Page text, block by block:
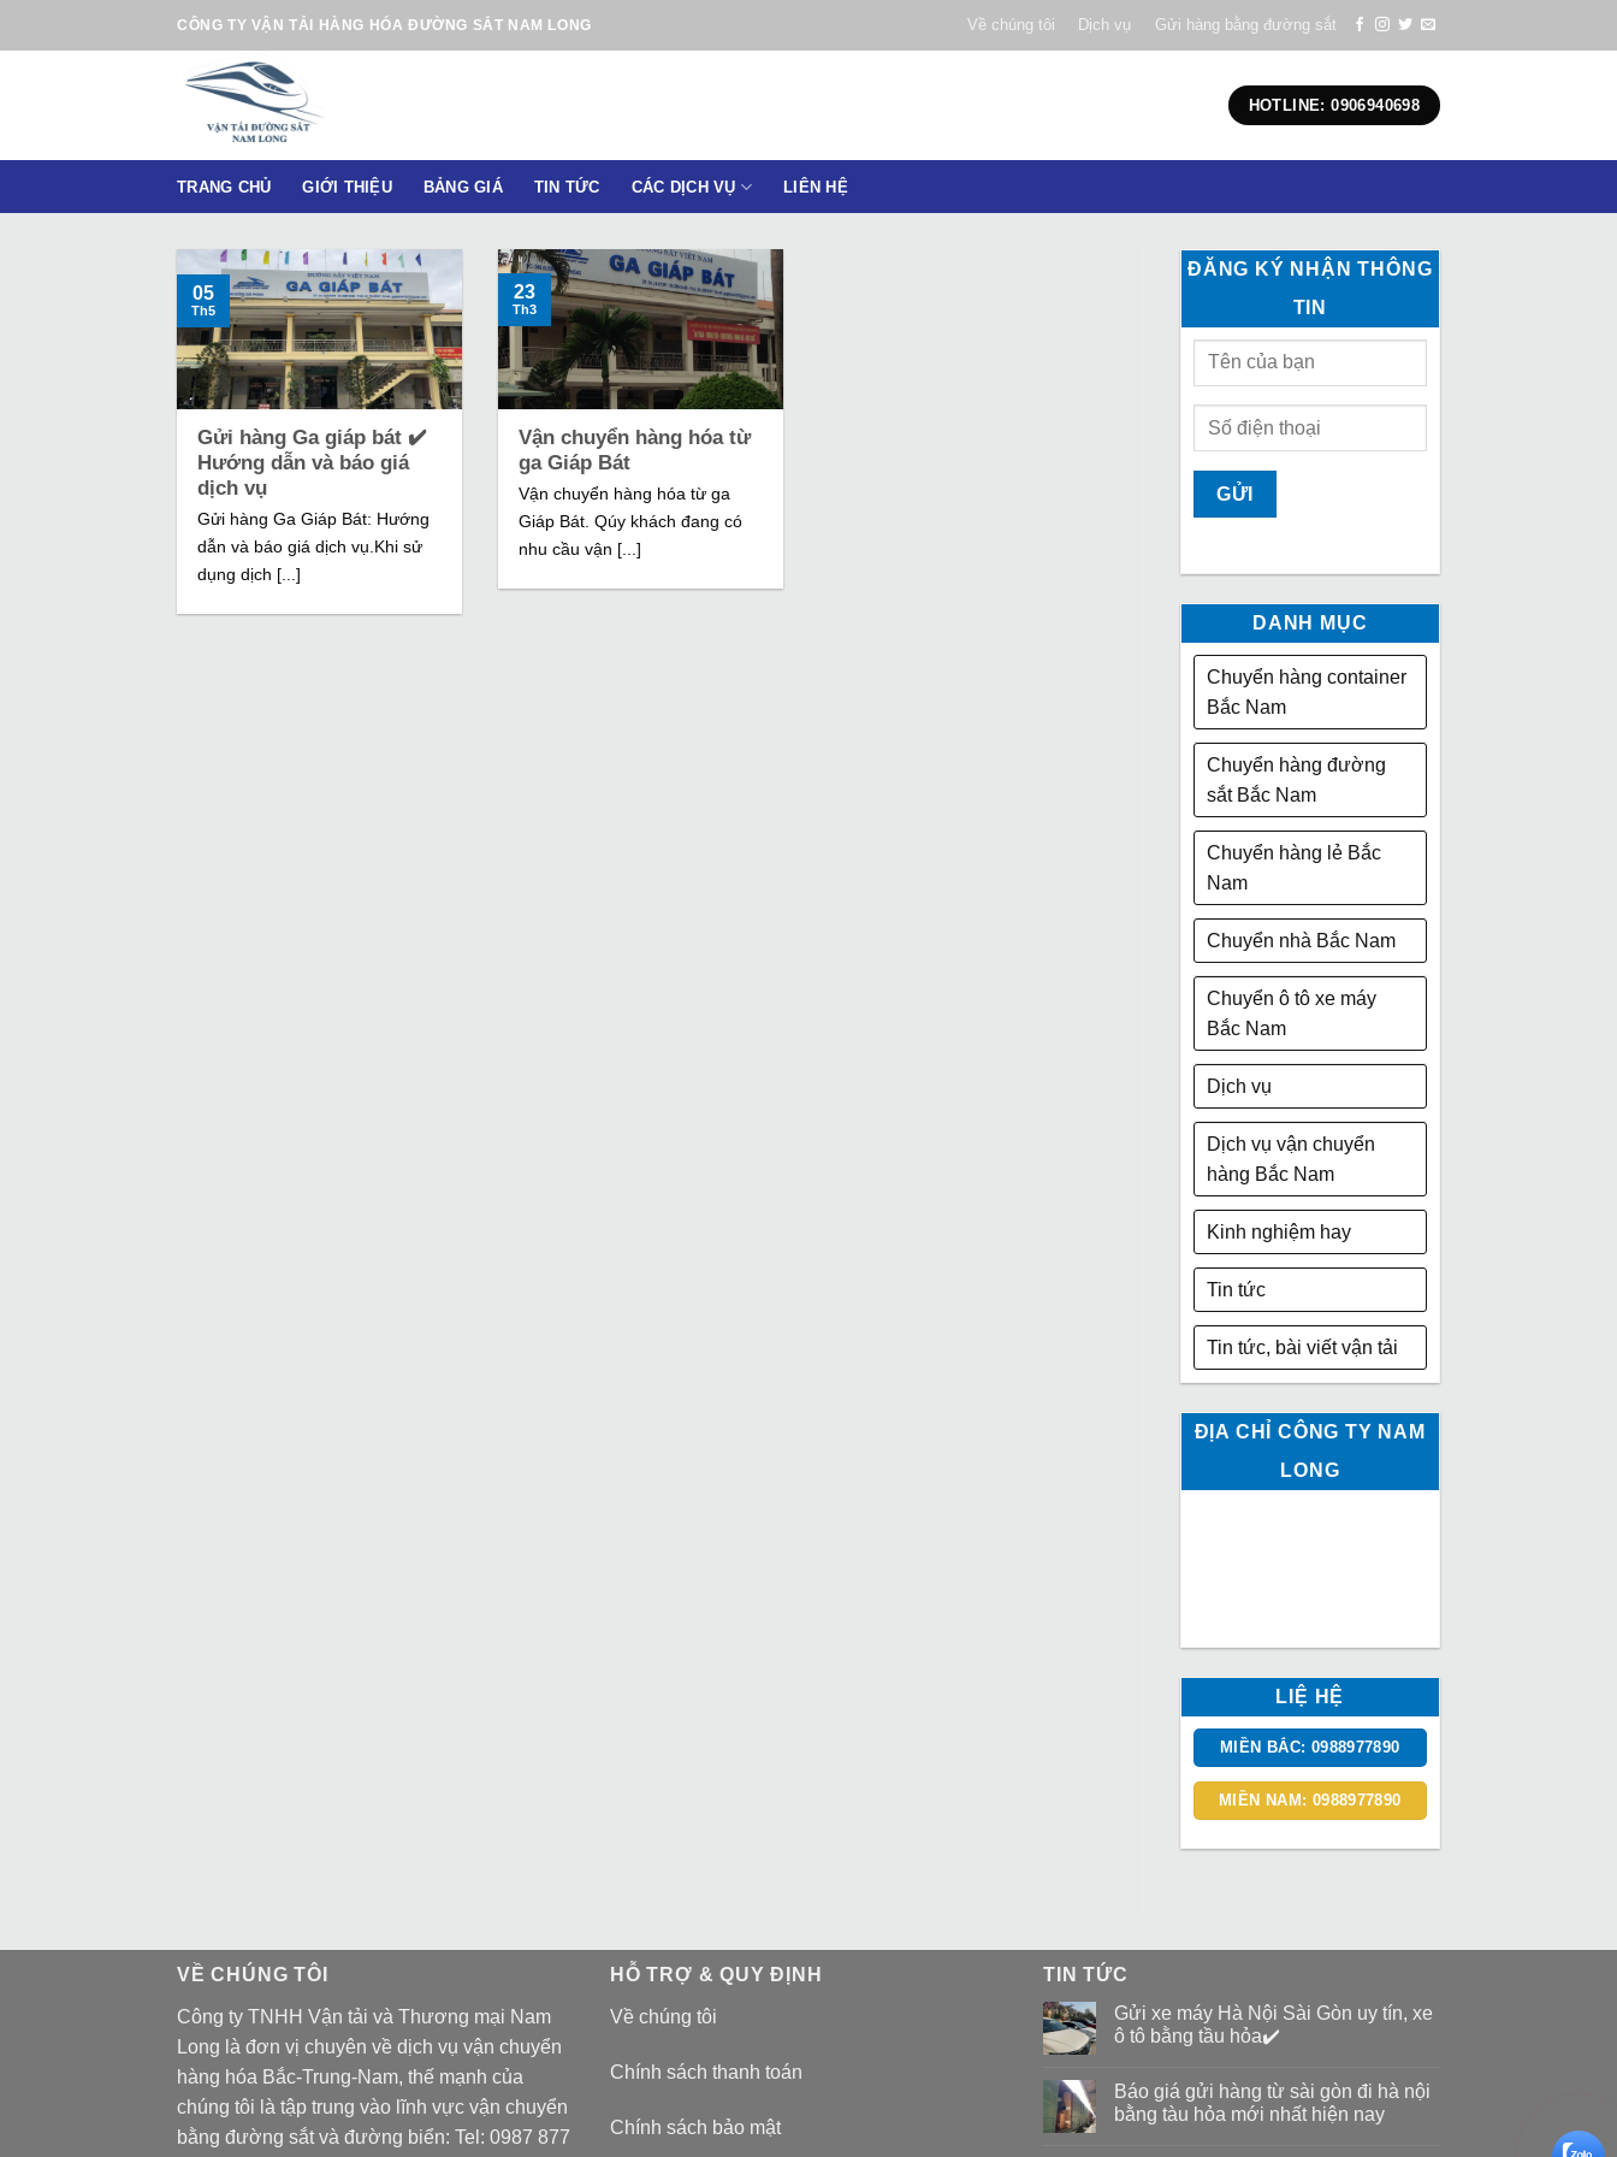
n
CÔNG TY VẬN TẢI HÀNG HÓA ĐƯỜNG SẮT NAM LONG Về chúng tôi Dịch vụ Gửi hàng bằng đường sắt
HOTLINE: 0906940698
TRANG CHỦ GIỚI THIỆU BẢNG GIÁ TIN TỨC CÁC DỊCH VỤ LIÊN HỆ
Gửi hàng Ga giáp bát ✔️
Hướng dẫn và báo giá
dịch vụ
Gửi hàng Ga Giáp Bát: Hướng
dẫn và báo giá dịch vụ.Khi sử
dụng dịch [...]
05
Th5
Vận chuyển hàng hóa từ
ga Giáp Bát
Vận chuyển hàng hóa từ ga
Giáp Bát. Qúy khách đang có
nhu cầu vận [...]
23
Th3
ĐĂNG KÝ NHẬN THÔNG
TIN
DANH MỤC
Chuyển hàng container
Bắc Nam
Chuyển hàng đường
sắt Bắc Nam
Chuyển hàng lẻ Bắc
Nam
Chuyển nhà Bắc Nam
Chuyển ô tô xe máy
Bắc Nam
Dịch vụ
Dịch vụ vận chuyển
hàng Bắc Nam
Kinh nghiệm hay
Tin tức
Tin tức, bài viết vận tải
ĐỊA CHỈ CÔNG TY NAM
LONG
LIỆ HỆ
MIỀN BẮC: 0988977890
MIỀN NAM: 0988977890
VỀ CHÚNG TÔI
Công ty TNHH Vận tải và Thương mại Nam
Long là đơn vị chuyên về dịch vụ vận chuyển
hàng hóa Bắc-Trung-Nam, thế mạnh của
chúng tôi là tập trung vào lĩnh vực vận chuyển
bằng đường sắt và đường biển: Tel: 0987 877
HỖ TRỢ & QUY ĐỊNH
Về chúng tôi
Chính sách thanh toán
Chính sách bảo mật
TIN TỨC
Gửi xe máy Hà Nội Sài Gòn uy tín, xe
ô tô bằng tầu hỏa✔️
Báo giá gửi hàng từ sài gòn đi hà nội
bằng tàu hỏa mới nhất hiện nay